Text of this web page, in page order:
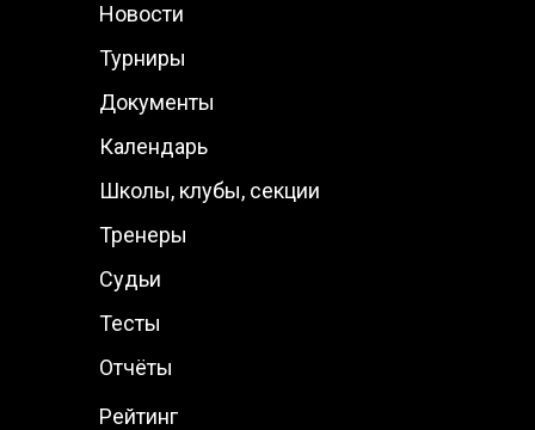
Школы, клубы, секции
Новости
Тренеры
Турниры
Судьи
Документы
Рейтинг
Календарь
Тесты
Отчёты